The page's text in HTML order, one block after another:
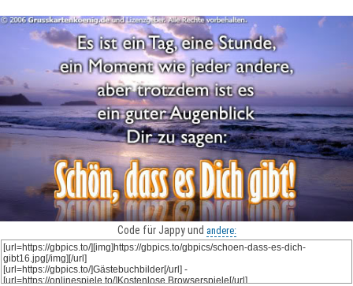
Code für Jappy und andere: